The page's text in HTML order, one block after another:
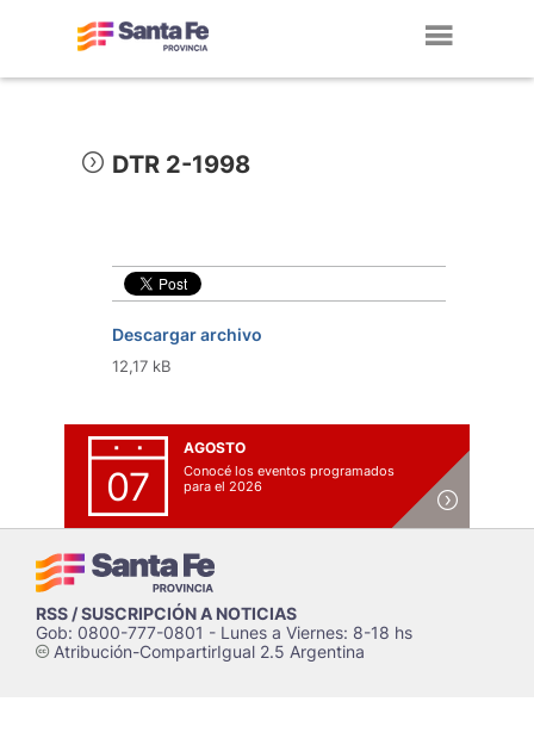
DTR 2-1998
Descargar archivo
12,17 kB
07
AGOSTO
Conocé los eventos programados
para el 2026
RSS / SUSCRIPCIÓN A NOTICIAS
Gob: 0800-777-0801 - Lunes a Viernes: 8-18 hs
cAtribución-CompartirIgual 2.5 Argentina